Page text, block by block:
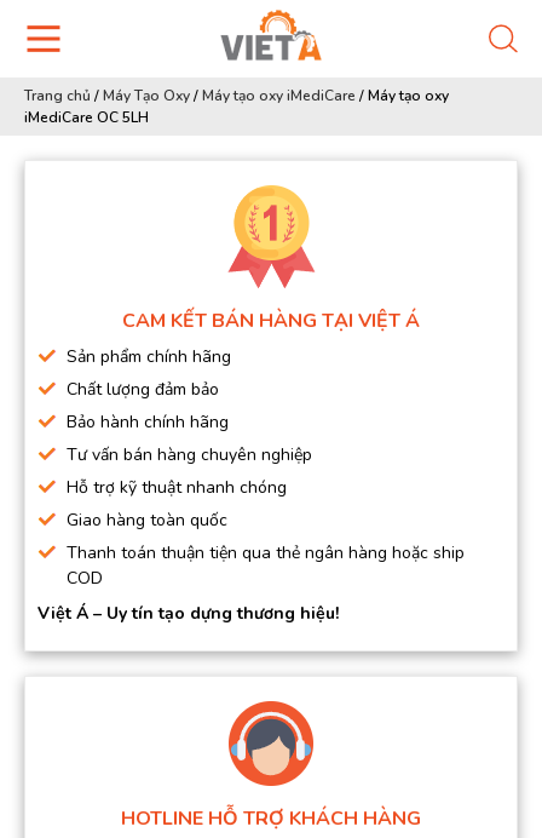
Trang chủ /Máy Tạo Oxy/Máy tạo oxy iMediCare /Máy tạo oxy
iMediCare OC 5LH
CAM KẾT BÁN HÀNG TẠI VIỆT Á
Sản phẩm chính hãng
Chất lượng đảm bảo
Bảo hành chính hãng
Tư vấn bán hàng chuyên nghiệp
Hỗ trợ kỹ thuật nhanh chóng
Giao hàng toàn quốc
Thanh toán thuận tiện qua thẻ ngân hàng hoặc ship
COD
Việt Á – Uy tín tạo dựng thương hiệu!
HOTLINE HỖ TRỢ KHÁCH HÀNG